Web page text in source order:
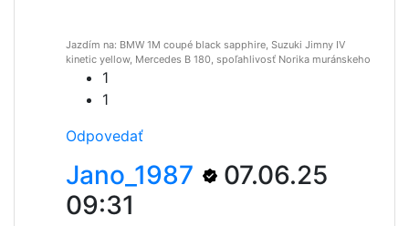
Jazdím na: BMW 1M coupé black sapphire, Suzuki Jimny IV
kinetic yellow, Mercedes B 180, spoľahlivosť Norika muránskeho
1
1
Odpovedať
Jano_1987
07.06.25
09:31